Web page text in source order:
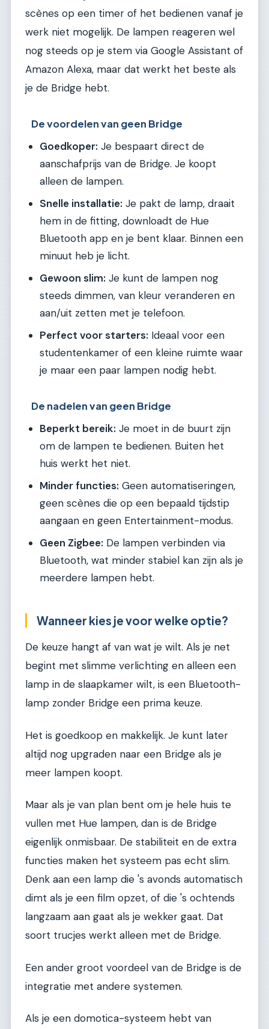
scènes op een timer of het bedienen vanaf je
werk niet mogelijk. De lampen reageren wel
nog steeds op je stem via Google Assistant of
Amazon Alexa, maar dat werkt het beste als
je de Bridge hebt.
De voordelen van geen Bridge
Goedkoper: Je bespaart direct de
aanschafprijs van de Bridge. Je koopt
alleen de lampen.
Snelle installatie: Je pakt de lamp, draait
hem in de fitting, downloadt de Hue
Bluetooth app en je bent klaar. Binnen een
minuut heb je licht.
Gewoon slim: Je kunt de lampen nog
steeds dimmen, van kleur veranderen en
aan/uit zetten met je telefoon.
Perfect voor starters: Ideaal voor een
studentenkamer of een kleine ruimte waar
je maar een paar lampen nodig hebt.
De nadelen van geen Bridge
Beperkt bereik: Je moet in de buurt zijn
om de lampen te bedienen. Buiten het
huis werkt het niet.
Minder functies: Geen automatiseringen,
geen scènes die op een bepaald tijdstip
aangaan en geen Entertainment-modus.
Geen Zigbee: De lampen verbinden via
Bluetooth, wat minder stabiel kan zijn als je
meerdere lampen hebt.
Wanneer kies je voor welke optie?
De keuze hangt af van wat je wilt. Als je net
begint met slimme verlichting en alleen een
lamp in de slaapkamer wilt, is een Bluetooth-
lamp zonder Bridge een prima keuze.
Het is goedkoop en makkelijk. Je kunt later
altijd nog upgraden naar een Bridge als je
meer lampen koopt.
Maar als je van plan bent om je hele huis te
vullen met Hue lampen, dan is de Bridge
eigenlijk onmisbaar. De stabiliteit en de extra
functies maken het systeem pas echt slim.
Denk aan een lamp die 's avonds automatisch
dimt als je een film opzet, of die 's ochtends
langzaam aan gaat als je wekker gaat. Dat
soort trucjes werkt alleen met de Bridge.
Een ander groot voordeel van de Bridge is de
integratie met andere systemen.
Als je een domotica-systeem hebt van